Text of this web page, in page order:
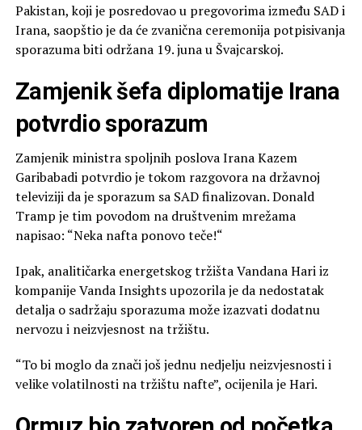
Pakistan, koji je posredovao u pregovorima između SAD i
Irana, saopštio je da će zvanična ceremonija potpisivanja
sporazuma biti održana 19. juna u Švajcarskoj.
Zamjenik šefa diplomatije Irana
potvrdio sporazum
Zamjenik ministra spoljnih poslova Irana Kazem
Garibabadi potvrdio je tokom razgovora na državnoj
televiziji da je sporazum sa SAD finalizovan. Donald
Tramp je tim povodom na društvenim mrežama
napisao: “Neka nafta ponovo teče!“
Ipak, analitičarka energetskog tržišta Vandana Hari iz
kompanije Vanda Insights upozorila je da nedostatak
detalja o sadržaju sporazuma može izazvati dodatnu
nervozu i neizvjesnost na tržištu.
“To bi moglo da znači još jednu nedjelju neizvjesnosti i
velike volatilnosti na tržištu nafte”, ocijenila je Hari.